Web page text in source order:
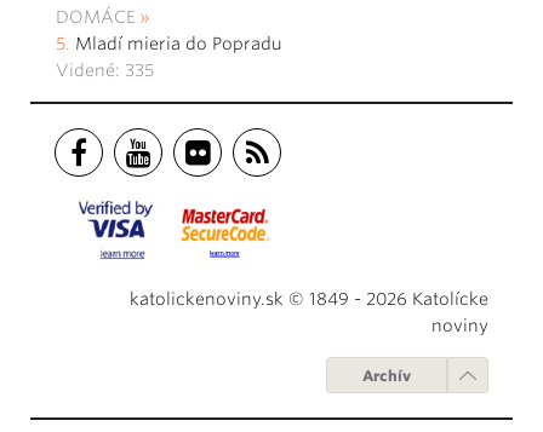
DOMÁCE
Mladí mieria do Popradu
Videné: 335
katolickenoviny.sk © 1849 - 2026 Katolícke
noviny
Archív